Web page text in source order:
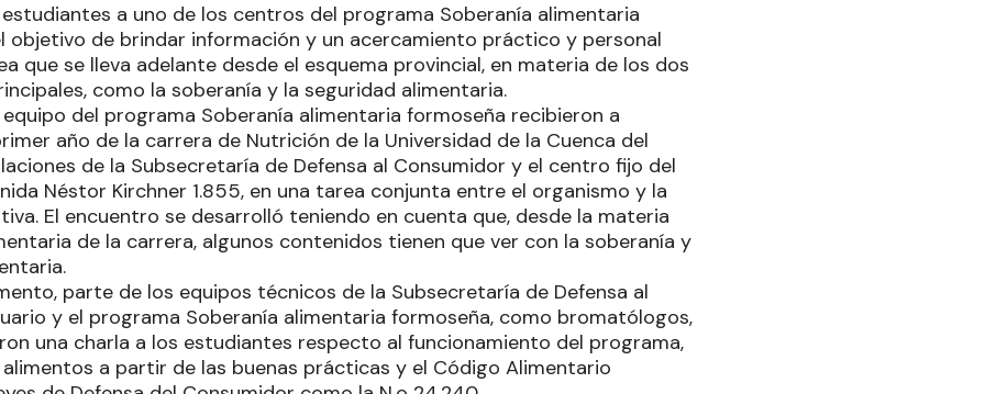
a uno de los centros del programa Soberanía alimentaria
objetivo de brindar información y un acercamiento práctico y personal
que se lleva adelante desde el esquema provincial, en materia de los dos
como la soberanía y la seguridad alimentaria.
del programa Soberanía alimentaria formoseña recibieron a
año de la carrera de Nutrición de la Universidad de la Cuenca del
de la Subsecretaría de Defensa al Consumidor y el centro fijo del
Néstor Kirchner 1.855, en una tarea conjunta entre el organismo y la
El encuentro se desarrolló teniendo en cuenta que, desde la materia
de la carrera, algunos contenidos tienen que ver con la soberanía y
parte de los equipos técnicos de la Subsecretaría de Defensa al
y el programa Soberanía alimentaria formoseña, como bromatólogos,
una charla a los estudiantes respecto al funcionamiento del programa,
a partir de las buenas prácticas y el Código Alimentario